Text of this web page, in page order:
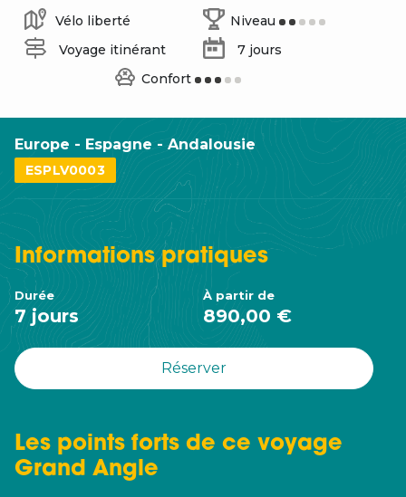
Vélo liberté
Voyage itinérant
7 jours
Niveau
Confort
Europe - Espagne - Andalousie
ESPLV0003
Les points forts de ce voyage
Grand Angle
Informationspratiques
Durée
7 jours
À partir de
890,00 €
Réserver